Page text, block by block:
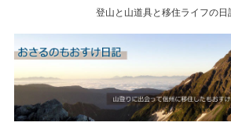
登山と山道具と移住ライフの日